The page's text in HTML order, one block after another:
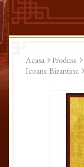
Acasa Produse
Icoane Bizantine